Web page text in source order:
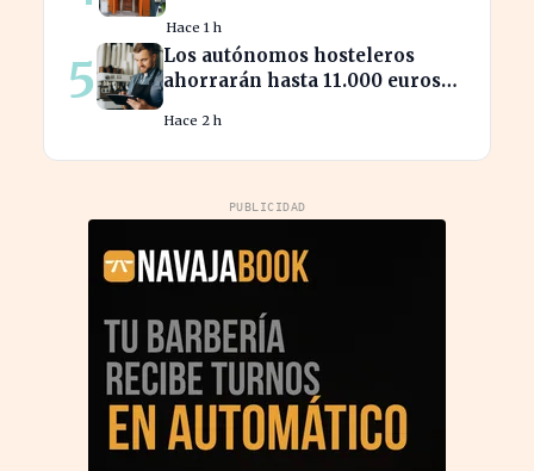
Hace 1 h
5
Los autónomos hosteleros
ahorrarán hasta 11.000 euros
energética
Hace 2 h
PUBLICIDAD